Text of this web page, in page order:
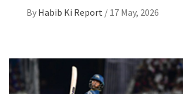
By Habib Ki Report / 17 May, 2026